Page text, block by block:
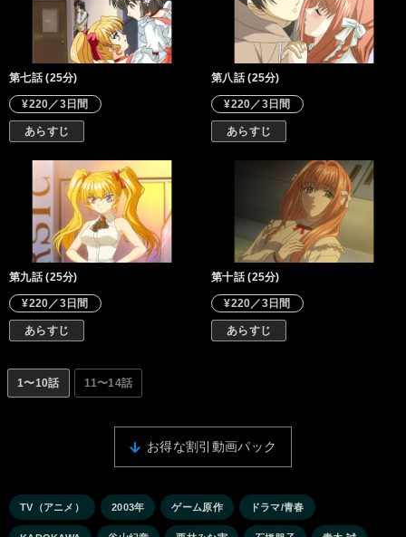
第七話 (25分)
¥220／3日間
あらすじ
第八話 (25分)
¥220／3日間
あらすじ
第九話 (25分)
¥220／3日間
あらすじ
第十話 (25分)
¥220／3日間
あらすじ
1〜10話 11〜14話
お得な割引動画パック
TV（アニメ） 2003年 ゲーム原作 ドラマ/青春